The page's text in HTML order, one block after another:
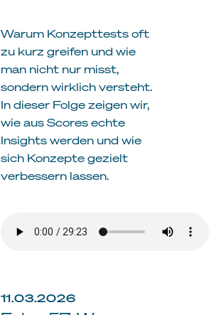
Warum Konzepttests oft
zu kurz greifen und wie
man nicht nur misst,
sondern wirklich versteht.
In dieser Folge zeigen wir,
wie aus Scores echte
Insights werden und wie
sich Konzepte gezielt
verbessern lassen.
11.03.2026